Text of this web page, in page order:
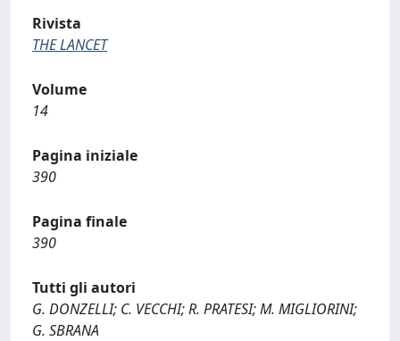
Rivista
THE LANCET
Volume
14
Pagina iniziale
390
Pagina finale
390
Tutti gli autori
G. DONZELLI; C. VECCHI; R. PRATESI; M. MIGLIORINI;
G. SBRANA